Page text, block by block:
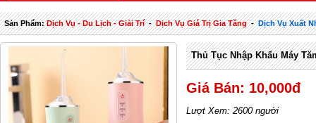
Sản Phẩm:Dịch Vụ - Du Lịch - Giải Trí-Dịch Vụ Giá Trị Gia Tăng-Dịch Vụ Xuất
Thủ Tục Nhập Khẩu Máy
Giá Bán: 10,000đ
Lượt Xem: 2600 người